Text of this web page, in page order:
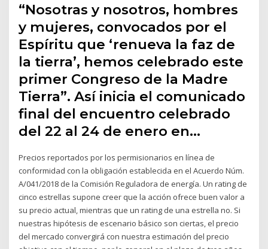
“Nosotras y nosotros, hombres
y mujeres, convocados por el
Espíritu que ‘renueva la faz de
la tierra’, hemos celebrado este
primer Congreso de la Madre
Tierra”. Así inicia el comunicado
final del encuentro celebrado
del 22 al 24 de enero en…
Precios reportados por los permisionarios en línea de
conformidad con la obligación establecida en el Acuerdo Núm.
A/041/2018 de la Comisión Reguladora de energía. Un rating de
cinco estrellas supone creer que la acción ofrece buen valor a
su precio actual, mientras que un rating de una estrella no. Si
nuestras hipótesis de escenario básico son ciertas, el precio
del mercado convergirá con nuestra estimación del precio